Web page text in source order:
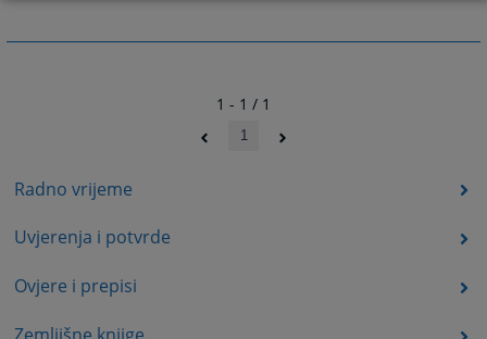
Radno vrijeme
Uvjerenja i potvrde
Ovjere i prepisi
1 - 1 / 1
1